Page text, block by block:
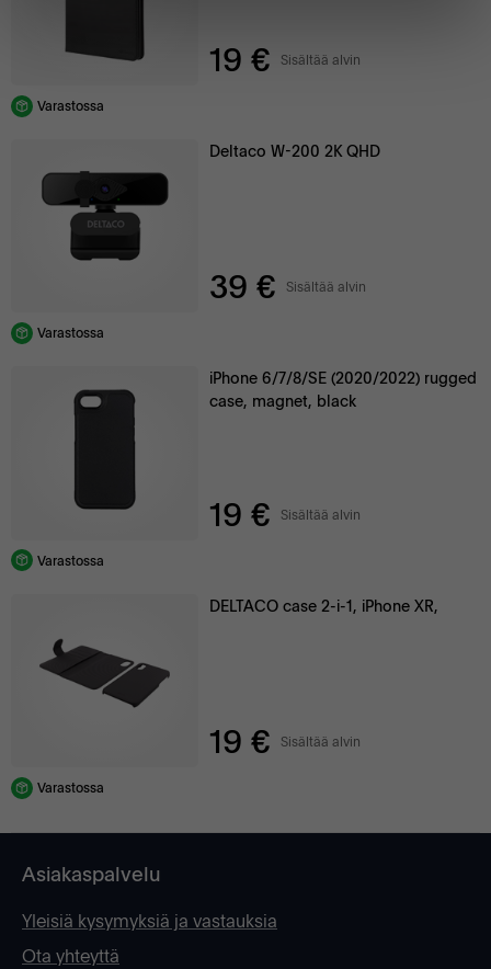
19 € Sisältää alvin
Varastossa
Deltaco W-200 2K QHD
39 € Sisältää alvin
Varastossa
iPhone 6/7/8/SE (2020/2022) rugged
case, magnet, black
19 € Sisältää alvin
Varastossa
DELTACO case 2-i-1, iPhone XR,
19 € Sisältää alvin
Varastossa
Asiakaspalvelu
Yleisiä kysymyksiä ja vastauksia
Ota yhteyttä